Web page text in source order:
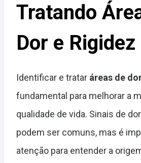
Tratando
Dor e Rigidez
Identificar e tratar áreas de
fundamental para melhorar a
qualidade de vida. Sinais de
podem ser comuns, mas é
atenção para entender a